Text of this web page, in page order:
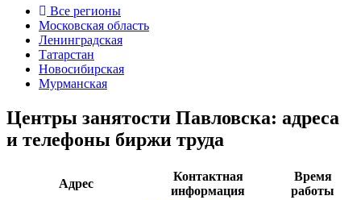
Все регионы
Московская область
Ленинградская
Татарстан
Новосибирская
Мурманская
Центры занятости Павловска: адреса
и телефоны биржи труда
Адрес
Контактная
информация
Время
работы